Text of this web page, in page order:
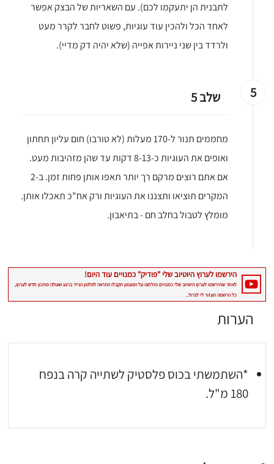
לתבנית הן יתעקמו לכם). עם השאריות של הבצק אפשר
לאחד הכל ולהכין עוד עוגיות, פשוט לחבר לקרר מעט
ולרדד בין שני ניירות אפייה (שלא יהיה דק מדיי).
5 שלב 5
מחממים תנור ל-170 מעלות (לא טורבו) חום עליון תחתון
ואופים את העוגיות כ-8-13 דקות עד שהן מזהיבות מעט.
אם אתם רוצים מרקם רך יותר תאפו אותן פחות זמן. ב-2
המקרים תוציאו ותצננו את העוגיות ורק אח"כ תאכלו אותן.
מומלץ לטבול בחלב חם - בתיאבון.
הערות
*השתמשתי בכוס פלסטיק לשתייה קרה בנפח
180 מ"ל.